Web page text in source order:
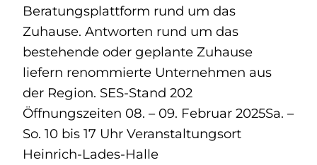
Beratungsplattform rund um das
Zuhause. Antworten rund um das
bestehende oder geplante Zuhause
liefern renommierte Unternehmen aus
der Region. SES-Stand 202
Öffnungszeiten 08. – 09. Februar 2025Sa. –
So. 10 bis 17 Uhr Veranstaltungsort
Heinrich-Lades-Halle